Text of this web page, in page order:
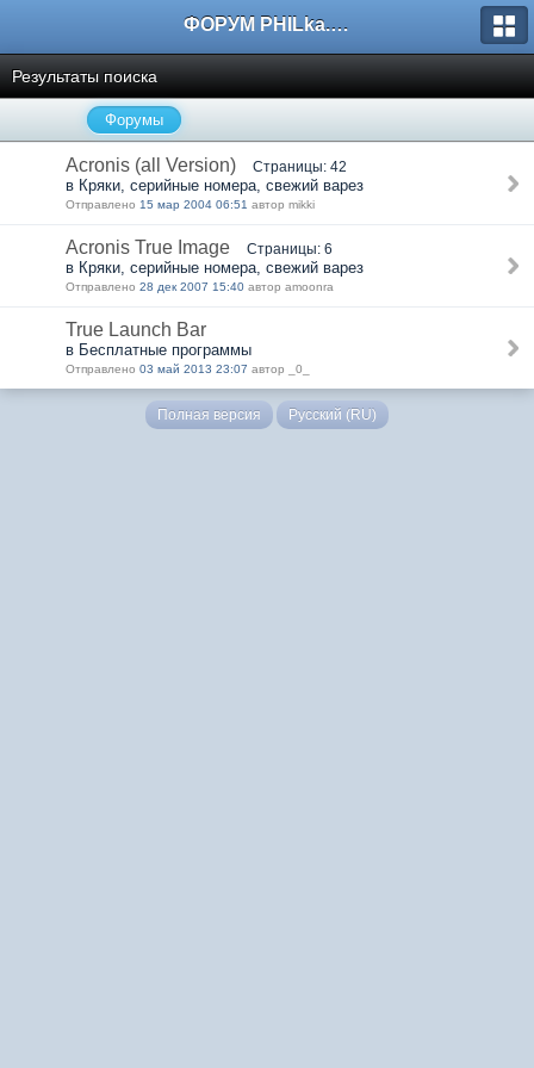
ФОРУМ PHILka.RU
Результаты поиска
Форумы
Acronis (all Version) Страницы: 42
в Кряки, серийные номера, свежий варез
Отправлено 15 мар 2004 06:51 автор mikki
Acronis True Image Страницы: 6
в Кряки, серийные номера, свежий варез
Отправлено 28 дек 2007 15:40 автор amoonra
True Launch Bar
в Бесплатные программы
Отправлено 03 май 2013 23:07 автор _0_
Полная версия Русский (RU)